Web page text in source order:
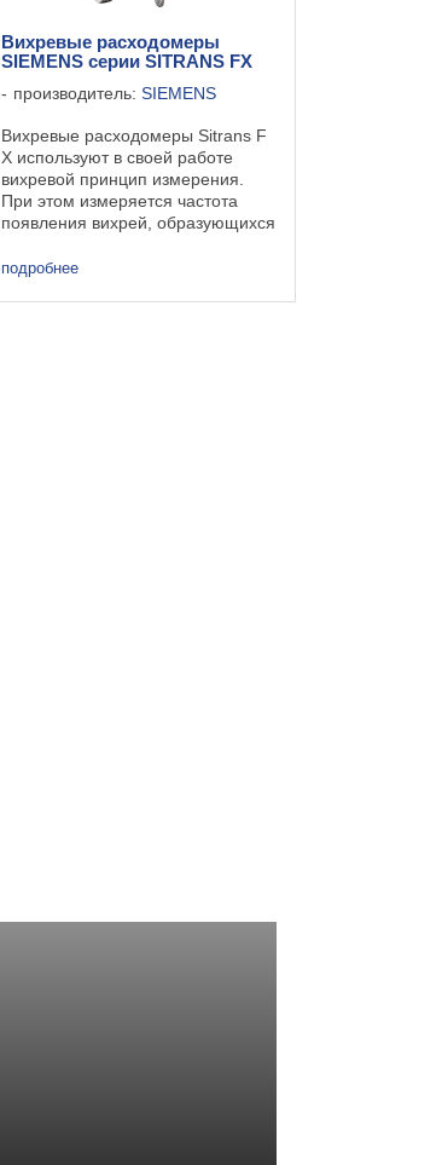
Вихревые расходомеры
SIEMENS серии SITRANS FX
производитель: SIEMENS
Вихревые расходомеры Sitrans F
X используют в своей работе
вихревой принцип измерения.
При этом измеряется частота
появления вихрей, образующихся
вокруг тела обтекания. Вихри
подробнее